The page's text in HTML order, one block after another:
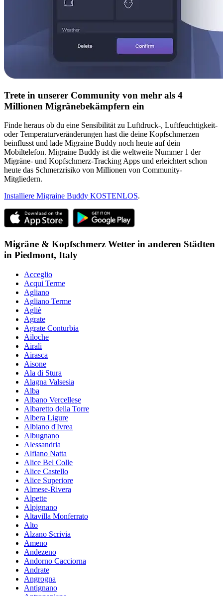
Trete in unserer Community von mehr als 4
Millionen Migränebekämpfern ein
Finde heraus ob du eine Sensibilität zu Luftdruck-, Luftfeuchtigkeit-
oder Temperaturveränderungen hast die deine Kopfschmerzen
beinflusst und lade Migraine Buddy noch heute auf dein
Mobiltelefon. Migraine Buddy ist die weltweite Nummer 1 der
Migräne- und Kopfschmerz-Tracking Apps und erleichtert schon
heute das Schmerzrisiko von Millionen von Community-
Mitgliedern.
Installiere Migraine Buddy KOSTENLOS.
Migräne & Kopfschmerz Wetter in anderen Städten
in Piedmont, Italy
Acceglio
Acqui Terme
Agliano
Agliano Terme
Agliè
Agrate
Agrate Conturbia
Ailoche
Airali
Airasca
Aisone
Ala di Stura
Alagna Valsesia
Alba
Albano Vercellese
Albaretto della Torre
Albera Ligure
Albiano d'Ivrea
Albugnano
Alessandria
Alfiano Natta
Alice Bel Colle
Alice Castello
Alice Superiore
Almese-Rivera
Alpette
Alpignano
Altavilla Monferrato
Alto
Alzano Scrivia
Ameno
Andezeno
Andorno Cacciorna
Andrate
Angrogna
Antignano